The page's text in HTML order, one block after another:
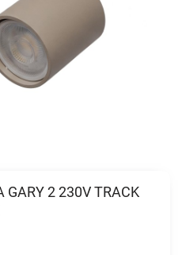
GARY 2 230V TRACK